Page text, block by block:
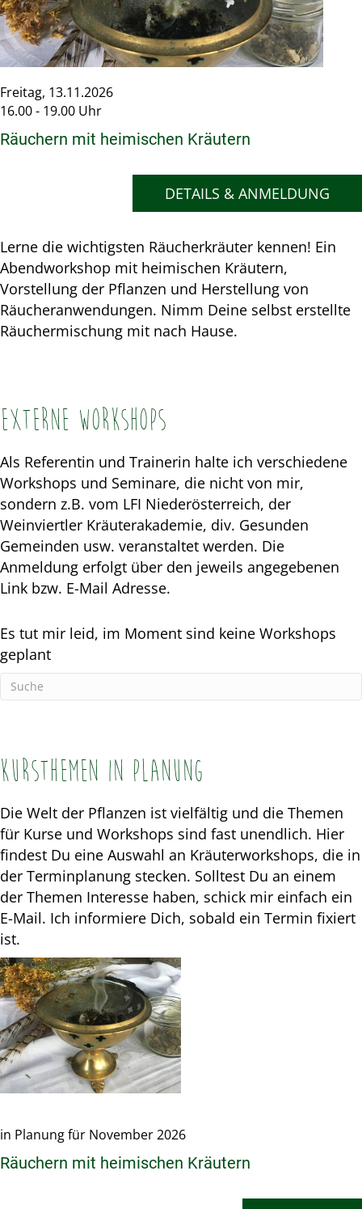
Freitag, 13.11.2026
16.00 - 19.00 Uhr
Räuchern mit heimischen Kräutern
DETAILS & ANMELDUNG
Lerne die wichtigsten Räucherkräuter kennen! Ein
Abendworkshop mit heimischen Kräutern,
Vorstellung der Pflanzen und Herstellung von
Räucheranwendungen. Nimm Deine selbst erstellte
Räuchermischung mit nach Hause.
Externe Workshops
Als Referentin und Trainerin halte ich verschiedene
Workshops und Seminare, die nicht von mir,
sondern z.B. vom LFI Niederösterreich, der
Weinviertler Kräuterakademie, div. Gesunden
Gemeinden usw. veranstaltet werden. Die
Anmeldung erfolgt über den jeweils angegebenen
Link bzw. E-Mail Adresse.
Es tut mir leid, im Moment sind keine Workshops
geplant
Kursthemen in Planung
Die Welt der Pflanzen ist vielfältig und die Themen
für Kurse und Workshops sind fast unendlich. Hier
findest Du eine Auswahl an Kräuterworkshops, die in
der Terminplanung stecken. Solltest Du an einem
der Themen Interesse haben, schick mir einfach ein
E-Mail. Ich informiere Dich, sobald ein Termin fixiert
ist.
in Planung für November 2026
Räuchern mit heimischen Kräutern